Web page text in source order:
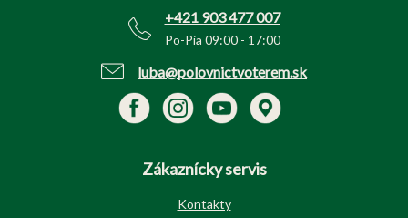
+421 903 477 007
Po-Pia 09:00 - 17:00
luba@polovnictvoterem.sk
Zákaznícky servis
Kontakty